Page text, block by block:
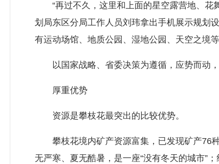
“再过不久，这里和上面的星空露营地、花
划局东区分局工作人员刘玮拿出手机展示规划
有运动场馆、地质公园、湿地公园、天空之境
以国家战略、省委决策为遵循，应势而动，
厚重优势
资源是攀枝花最突出的比较优势。
攀枝花境内矿产资源富集，已发现矿产76
无严寒、夏无酷暑，是一座“没有冬天的城市”